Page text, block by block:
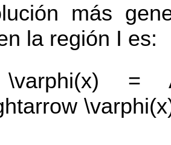
más
la región I es:
=